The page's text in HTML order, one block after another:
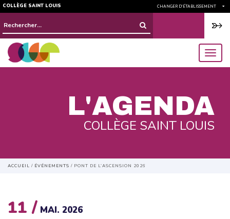
COLLÈGE SAINT LOUIS CHANGER D'ÉTABLISSEMENT
Rechercher :
menu
L'AGENDA
COLLÈGE SAINT LOUIS
ACCUEIL / ÉVÉNEMENTS / PONT DE L’ASCENSION 2026
11 / MAI. 2026